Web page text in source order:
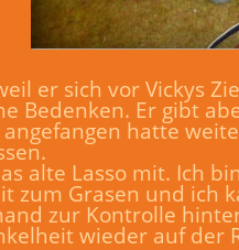
er sich vor Vickys
Bedenken. Er gibt
angefangen hatte
alte Lasso mit. Ich
zum Grasen und ich
zur Kontrolle
wieder auf der